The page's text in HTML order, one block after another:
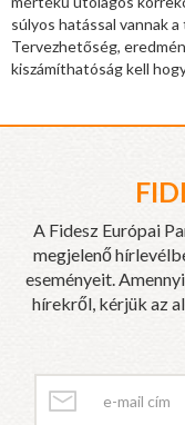
súlyos hatással vannak
Tervezhetőség,
kiszámíthatóság kell
A Fidesz Európai
megjelenő
eseményeit.
hírekről, kérjük az